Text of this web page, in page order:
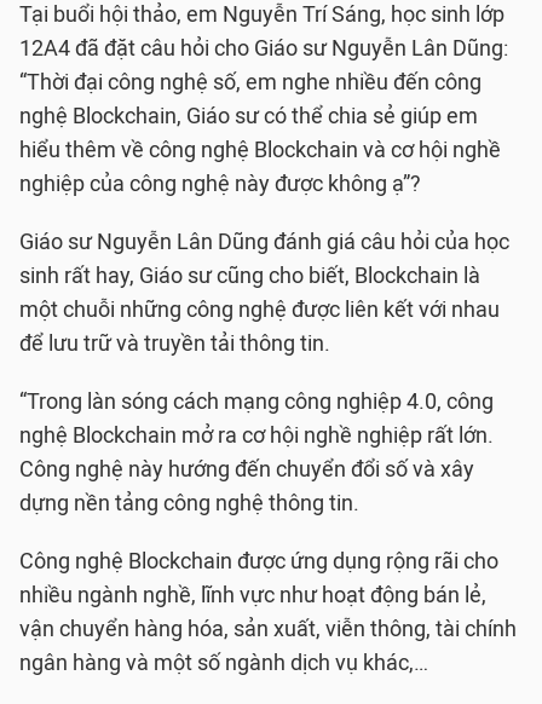
Tại buổi hội thảo, em Nguyễn Trí Sáng, học sinh lớp
12A4 đã đặt câu hỏi cho Giáo sư Nguyễn Lân Dũng:
“Thời đại công nghệ số, em nghe nhiều đến công
nghệ Blockchain, Giáo sư có thể chia sẻ giúp em
hiểu thêm về công nghệ Blockchain và cơ hội nghề
nghiệp của công nghệ này được không ạ”?
Giáo sư Nguyễn Lân Dũng đánh giá câu hỏi của học
sinh rất hay, Giáo sư cũng cho biết, Blockchain là
một chuỗi những công nghệ được liên kết với nhau
để lưu trữ và truyền tải thông tin.
“Trong làn sóng cách mạng công nghiệp 4.0, công
nghệ Blockchain mở ra cơ hội nghề nghiệp rất lớn.
Công nghệ này hướng đến chuyển đổi số và xây
dựng nền tảng công nghệ thông tin.
Công nghệ Blockchain được ứng dụng rộng rãi cho
nhiều ngành nghề, lĩnh vực như hoạt động bán lẻ,
vận chuyển hàng hóa, sản xuất, viễn thông, tài chính
ngân hàng và một số ngành dịch vụ khác,…